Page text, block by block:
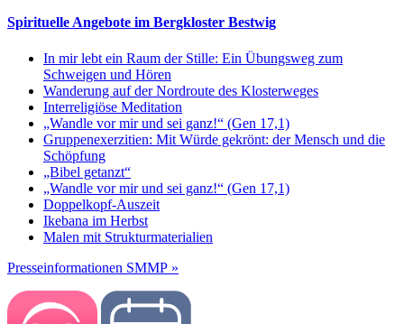
Spirituelle Angebote im Bergkloster Bestwig
In mir lebt ein Raum der Stille: Ein Übungsweg zum
Schweigen und Hören
Wanderung auf der Nordroute des Klosterweges
Interreligiöse Meditation
„Wandle vor mir und sei ganz!“ (Gen 17,1)
Gruppenexerzitien: Mit Würde gekrönt: der Mensch und die
Schöpfung
„Bibel getanzt“
„Wandle vor mir und sei ganz!“ (Gen 17,1)
Doppelkopf-Auszeit
Ikebana im Herbst
Malen mit Strukturmaterialien
Presseinformationen SMMP »